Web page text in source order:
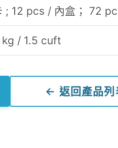
; 12 pcs / 內盒； 72
kg / 1.5 cuft
← 返回產品列